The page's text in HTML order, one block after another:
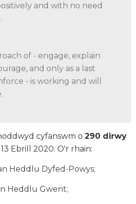
and with no need
of - engage, explain
and only as a last
- is working and will
cyfanswm o 290 dirwy
Ebrill 2020. O'r rhain:
Heddlu Dyfed-Powys;
Heddlu Gwent;